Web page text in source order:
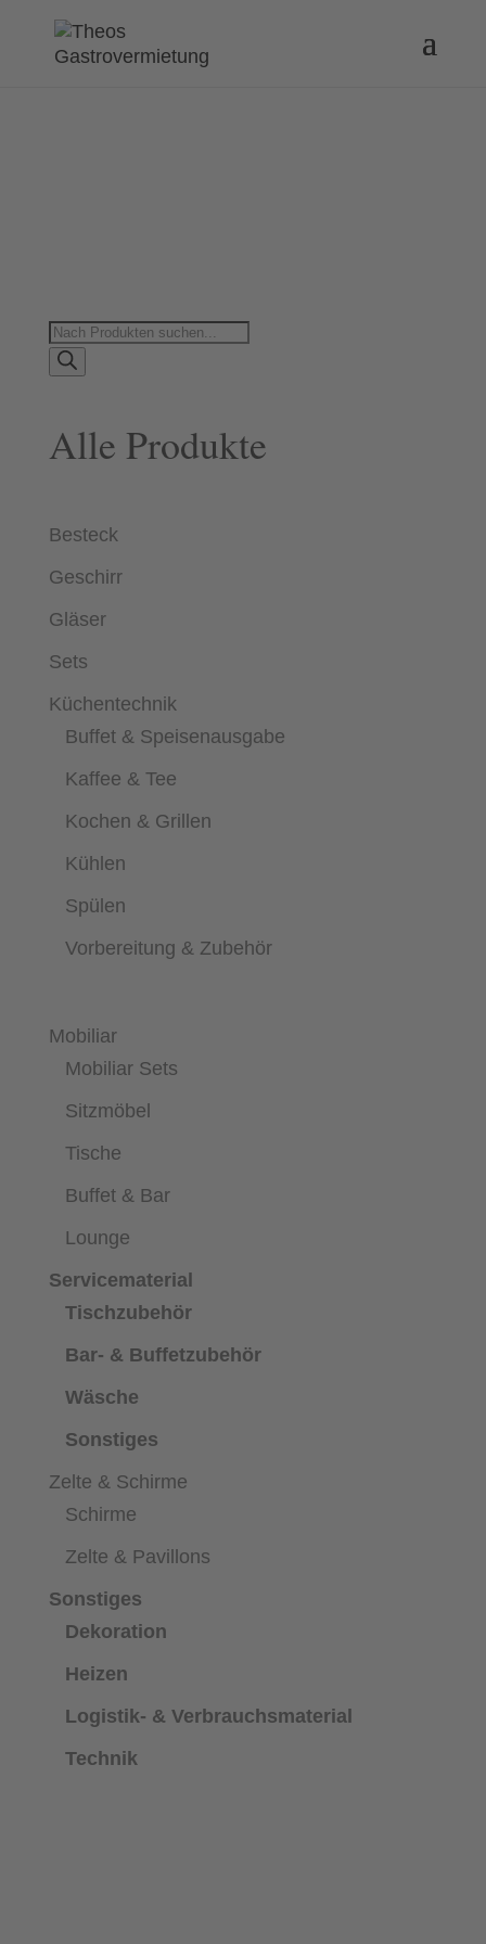
Products
search
Alle Produkte
Besteck
Geschirr
Gläser
Sets
Küchentechnik
Buffet & Speisenausgabe
Kaffee & Tee
Kochen & Grillen
Kühlen
Spülen
Vorbereitung & Zubehör
Mobiliar
Mobiliar Sets
Sitzmöbel
Tische
Buffet & Bar
Lounge
Servicematerial
Tischzubehör
Bar- & Buffetzubehör
Wäsche
Sonstiges
Zelte & Schirme
Schirme
Zelte & Pavillons
Sonstiges
Dekoration
Heizen
Logistik- & Verbrauchsmaterial
Technik